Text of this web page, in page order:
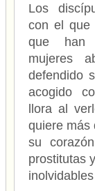
Los
con el que
que han
mujeres
defendido
acogido
llora al
quiere más
su
prostitutas